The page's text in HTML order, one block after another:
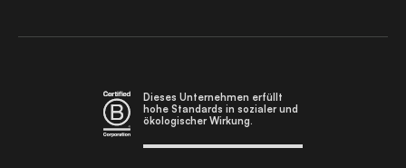
Dieses Unternehmen erfüllt
hohe Standards in sozialer und
ökologischer Wirkung.